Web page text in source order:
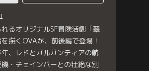
るオリジナルSF冒険活劇「翠
描くOVAが、前後編で登場！
、レドとガルガンティアの航
・チェインバーとの壮絶な別